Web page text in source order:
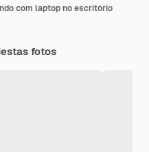
com laptop no escritório
fotos